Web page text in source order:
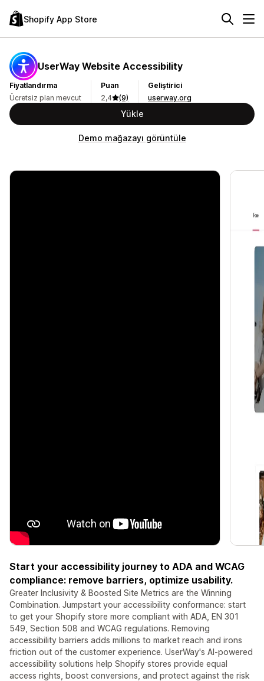
Shopify App Store
UserWay Website Accessibility
Fiyatlandırma
Ücretsiz plan mevcut
Puan
2,4
(9)
Geliştirici
userway.org
Yükle
Demo mağazayı görüntüle
Start your accessibility journey to ADA and WCAG
compliance: remove barriers, optimize usability.
Greater Inclusivity & Boosted Site Metrics are the Winning
Combination. Jumpstart your accessibility conformance: start
to get your Shopify store more compliant with ADA, EN 301
549, Section 508 and WCAG regulations. Removing
accessibility barriers adds millions to market reach and irons
friction out of the customer experience. UserWay's AI-powered
accessibility solutions help Shopify stores provide equal
access rights, boost conversions, and protect against the risk